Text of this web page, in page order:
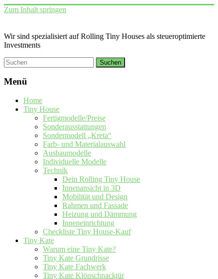
Zum Inhalt springen
Wir sind spezialisiert auf Rolling Tiny Houses als steueroptimierte
Investments
Menü
Home
Tiny House
Fertigmodelle/Preise
Sonderausstattungen
Sondermodell „Kreta“
Farb- und Materialauswahl
Ausbaumodelle
Individuelle Modelle
Technik
Dein Rolling Tiny House
Innenansicht in 3D
Mobilität und Design
Rahmen und Fassade
Heizung und Dämmung
Inneneinrichtung
Checkliste Tiny House-Kauf
Tiny Kate
Warum eine Tiny Kate?
Tiny Kate Grundrisse
Tiny Kate Fachwerk
Tiny Kate Klönschnacktür